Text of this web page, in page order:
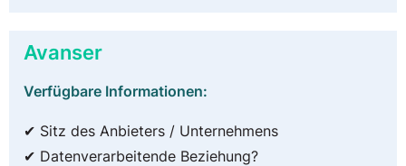
Avanser
Verfügbare Informationen:
✔ Sitz des Anbieters / Unternehmens
✔ Datenverarbeitende Beziehung?